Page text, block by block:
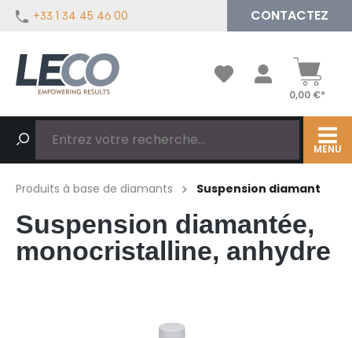
principal
+33 1 34 45 46 00 CONTACTEZ
MENU
0,00 €*
Produits à base de diamants Suspension diamant
Suspension diamantée,
monocristalline, anhydre
Ignorer la galerie d'images